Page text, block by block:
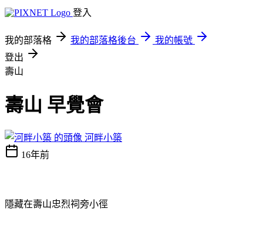
登入
我的部落格 我的部落格後台
我的帳號
登出
壽山
壽山 早覺會
河畔小築
16年前
隱藏在壽山忠烈祠旁小徑